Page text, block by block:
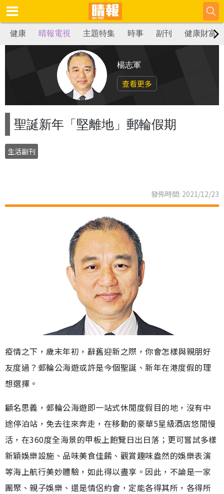
健康 晴報電視 主題特集 時事 副刊 健康財富
楊志軍
查看更多
聖誕新年「堅離地」郵輪假期
生活副刊
發佈時間: 2021/12/23
疫情之下，歲末年初，辭舊迎新之際，你會怎樣與親朋好
友度過？郵輪公海遊或許是今個聖誕、新年在港度假的理
想選擇。
顧名思義，郵輪公海遊即一站式休閒度假目的地，沒有中
途停泊站，免去往來奔走，在移動的豪華5星級酒店悠閒慢
活，在360度全海景的甲板上飽覽日出日落；更可嘗試多樣
新穎娛樂設施、品味美食佳餚、觀賞趣味盎然的娛樂表演
等海上航行美妙體驗，如此得以盡享。因此，不論是一家
團聚、親子娛樂、還是情侶約會，定能各得其所，各得所